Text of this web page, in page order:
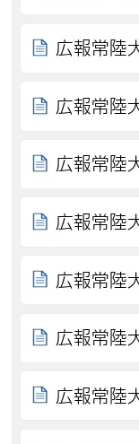
広報常陸
広報常陸
広報常陸
広報常陸
広報常陸
広報常陸
広報常陸